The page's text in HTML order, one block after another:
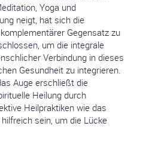
Yoga und
neigt, hat sich die
Gegensatz zu
um die integrale
Verbindung in dieses
Gesundheit zu integrieren.
Auge erschließt die
Heilung durch
Heilpraktiken wie das
sein, um die Lücke